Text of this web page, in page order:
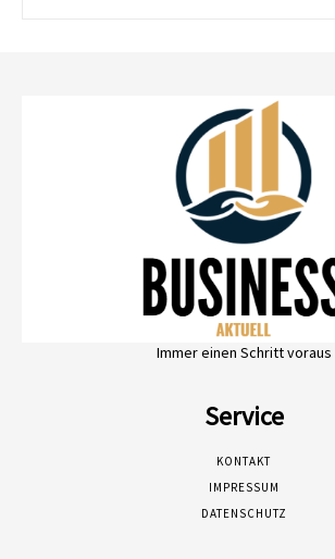
Immer einen Schritt voraus
Service
KONTAKT
IMPRESSUM
DATENSCHUTZ